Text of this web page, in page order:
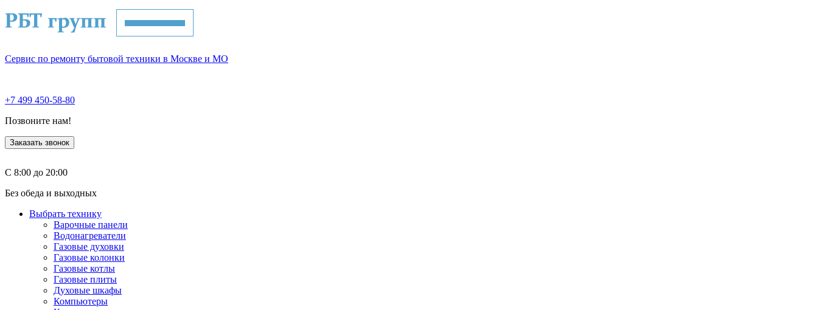
Сервис по ремонту бытовой техники в Москве и МО
+7 499 450-58-80
Позвоните нам!
Заказать звонок
С 8:00 до 20:00
Без обеда и выходных
Выбрать технику
Варочные панели
Водонагреватели
Газовые духовки
Газовые колонки
Газовые котлы
Газовые плиты
Духовые шкафы
Компьютеры